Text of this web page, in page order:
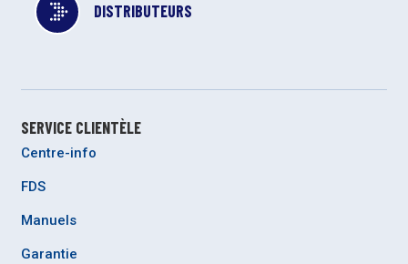
DISTRIBUTEURS
SERVICE CLIENTÈLE
Centre-info
FDS
Manuels
Garantie